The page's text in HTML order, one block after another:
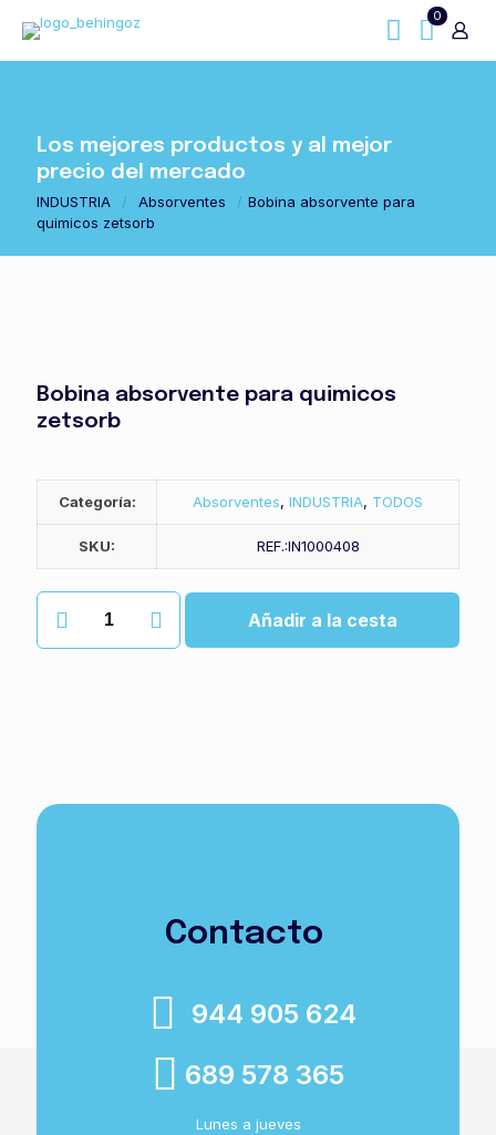
0
Los mejores productos y al mejor
precio del mercado
INDUSTRIA / Absorventes / Bobina absorvente para
quimicos zetsorb
Bobina absorvente para quimicos
zetsorb
Categoría: Absorventes, INDUSTRIA, TODOS
SKU: REF.:IN1000408
Bobina
absorvente
para
Añadir a la cesta
Contacto
944 905 624
689 578 365
Lunes a jueves